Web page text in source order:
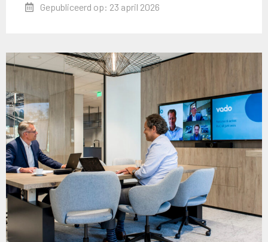
Gepubliceerd op: 23 april 2026